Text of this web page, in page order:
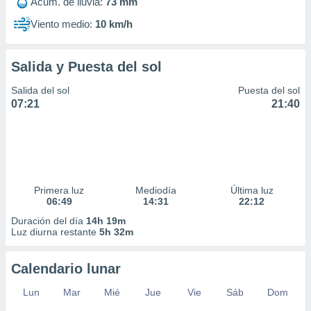
perfiles
utilizar
crear un
de
o a través
uso de
Viento medio: 10 km/h
Salida y Puesta del sol
Salida del sol
07:21
Puesta del sol
21:40
Primera luz
06:49
Mediodía
14:31
Última luz
22:12
Duración del día 14h 19m
Luz diurna restante 5h 32m
Calendario lunar
Lun Mar Mié Jue Vie Sáb
Dom